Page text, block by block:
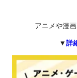
アニメや漫
▼詳